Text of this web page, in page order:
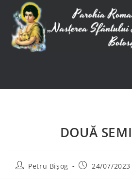
DOUĂ
Petru Bișog 24/07/2023